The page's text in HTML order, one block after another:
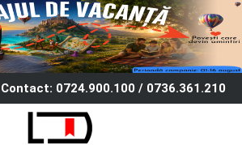
Contact: 0724.900.100 / 0736.361.210